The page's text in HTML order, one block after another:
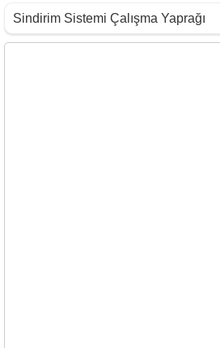
Sindirim Sistemi Çalışma Yaprağı